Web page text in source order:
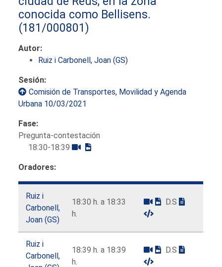
conocida como Bellisens.
(181/000801)
Autor:
Ruiz i Carbonell, Joan (GS)
Sesión:
Comisión de Transportes, Movilidad y Agenda
Urbana 10/03/2021
Fase:
Pregunta-contestación
18:30-18:39
Oradores:
Ruiz i
Carbonell,
Joan (GS)
18:30 h. a 18:33
h.
D.S
Ruiz i
Carbonell,
18:39 h. a 18:39
h.
D.S